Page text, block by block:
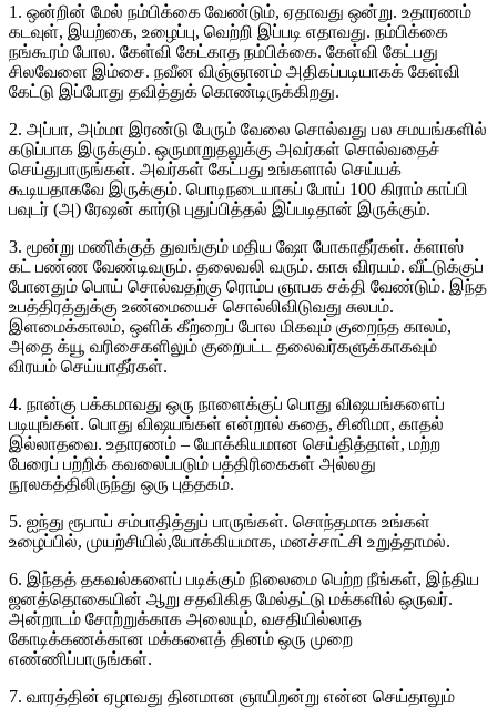
1. ஒன்றின் மேல் நம்பிக்கை வேண்டும், ஏதாவது ஒன்று. உதாரணம்
கடவுள், இயற்கை, உழைப்பு, வெற்றி இப்படி எதாவது. நம்பிக்கை
நங்கூரம் போல. கேள்வி கேட்காத நம்பிக்கை. கேள்வி கேட்பது
சிலவேளை இம்சை. நவீன விஞ்ஞானம் அதிகப்படியாகக் கேள்வி
கேட்டு இப்போது தவித்துக் கொண்டிருக்கிறது.
2. அப்பா, அம்மா இரண்டு பேரும் வேலை சொல்வது பல சமயங்களில்
கடுப்பாக இருக்கும். ஒருமாறுதலுக்கு அவர்கள் சொல்வதைச்
செய்துபாருங்கள். அவர்கள் கேட்பது உங்களால் செய்யக்
கூடியதாகவே இருக்கும். பொடிநடையாகப் போய் 100 கிராம் காப்பி
பவுடர் (அ) ரேஷன் கார்டு புதுப்பித்தல் இப்படிதான் இருக்கும்.
3. மூன்று மணிக்குத் துவங்கும் மதிய ஷோ போகாதீர்கள். க்ளாஸ்
கட் பண்ண வேண்டிவரும். தலைவலி வரும். காசு விரயம். வீட்டுக்குப்
போனதும் பொய் சொல்வதற்கு ரொம்ப ஞாபக சக்தி வேண்டும். இந்த
உபத்திரத்துக்கு உண்மையைச் சொல்லிவிடுவது சுலபம்.
இளமைக்காலம், ஒளிக் கீற்றைப் போல மிகவும் குறைந்த காலம்,
அதை க்யூ வரிசைகளிலும் குறைபட்ட தலைவர்களுக்காகவும்
விரயம் செய்யாதீர்கள்.
4. நான்கு பக்கமாவது ஒரு நாளைக்குப் பொது விஷயங்களைப்
படியுங்கள். பொது விஷயங்கள் என்றால் கதை, சினிமா, காதல்
இல்லாதவை. உதாரணம் – யோக்கியமான செய்தித்தாள், மற்ற
பேரைப் பற்றிக் கவலைப்படும் பத்திரிகைகள் அல்லது
நூலகத்திலிருந்து ஒரு புத்தகம்.
5. ஐந்து ரூபாய் சம்பாதித்துப் பாருங்கள். சொந்தமாக உங்கள்
உழைப்பில், முயற்சியில்,யோக்கியமாக, மனச்சாட்சி உறுத்தாமல்.
6. இந்தத் தகவல்களைப் படிக்கும் நிலைமை பெற்ற நீங்கள், இந்திய
ஜனத்தொகையின் ஆறு சதவிகித மேல்தட்டு மக்களில் ஒருவர்.
அன்றாடம் சோற்றுக்காக அலையும், வசதியில்லாத
கோடிக்கணக்கான மக்களைத் தினம் ஒரு முறை
எண்ணிப்பாருங்கள்.
7. வாரத்தின் ஏழாவது தினமான ஞாயிறன்று என்ன செய்தாலும்